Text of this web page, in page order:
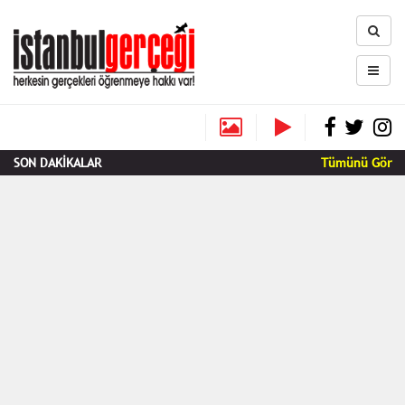
SON DAKİKALAR Tümünü Gör